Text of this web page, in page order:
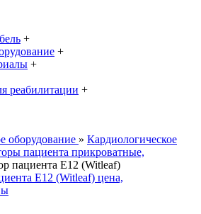
+
+
+
реабилитации +
оборудование » Кардиологическое
пациента прикроватные,
пациента Е12 (Witleaf)